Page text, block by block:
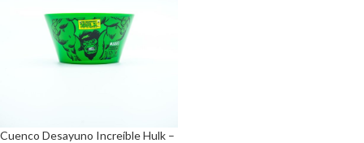
Cuenco Desayuno Increíble Hulk –